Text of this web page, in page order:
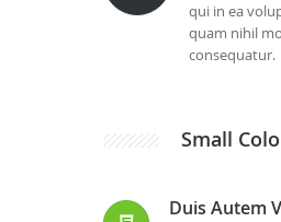
qui in ea
quam nihil
consequatur.
Small
Duis Autem